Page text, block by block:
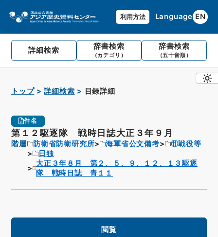
利用方法 Language EN
詳細検索 辞書検索
（カテゴリ）
辞書検索
（五十音順）
トップ 詳細検索 目録詳細
件名
第１２駆逐隊 戦時日誌大正３年９月
階層 防衛省防衛研究所 海軍省公文備考
⑪戦役等
日独
大正３年８月 第２、５、９、１２、１３駆逐
隊 戦時日誌 青１１
閲覧